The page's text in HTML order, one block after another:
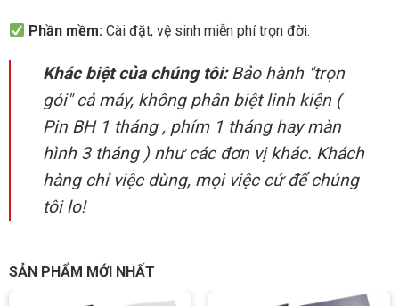
Phần mềm: Cài đặt, vệ sinh miễn phí trọn đời.
Khác biệt của chúng tôi:Bảo hành "trọn
gói" cả máy, không phân biệt linh kiện (
Pin BH 1 tháng , phím 1 tháng hay màn
hình 3 tháng ) như các đơn vị khác. Khách
hàng chỉ việc dùng, mọi việc cứ để chúng
tôi lo!
SẢN PHẨM MỚI NHẤT